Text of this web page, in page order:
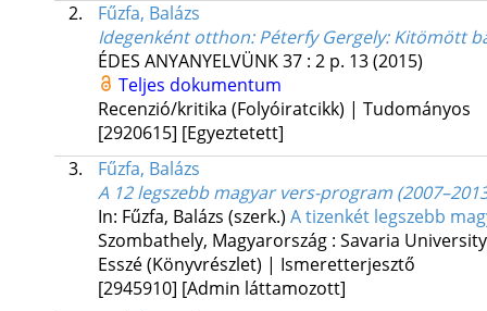
2.
Fűzfa, Balázs
Idegenként otthon: Péterfy Gergely: Kitömött
ÉDES ANYANYELVÜNK37: 2 p. 13(2015)
Teljes dokumentum
Recenzió/kritika (Folyóiratcikk) | Tudományos
[2920615] [Egyeztetett]
3.
Fűzfa, Balázs
A 12 legszebb magyar vers-program
In: Fűzfa, Balázs (szerk.) A tizenkét legszebb
Szombathely, Magyarország : Savaria
Esszé (Könyvrészlet) | Ismeretterjesztő
[2945910] [Admin láttamozott]